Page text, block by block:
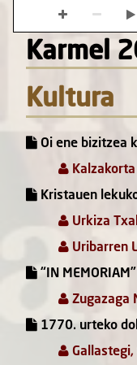
Karmel
Kultura
Oi ene bizitzea
Kristauen
Urkiza
Uribarren
“IN
Zugazaga
1770. urteko
Gallastegi,